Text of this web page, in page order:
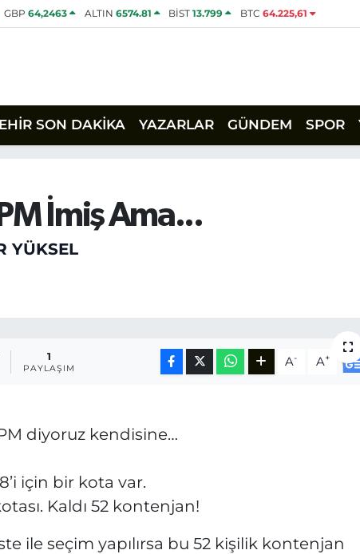
GBP64,2463 ALTIN 6574.81 BİST13.799 BTC 64.225,61
SON DAKİKA YAZARLAR GÜNDEM SPOR
İmiş Ama...
YÜKSEL
1
PAYLAŞIM A- A+
diyoruz kendisine…
için bir kota var.
Kaldı 52 kontenjan!
ile seçim yapılırsa bu 52 kişilik kontenjan